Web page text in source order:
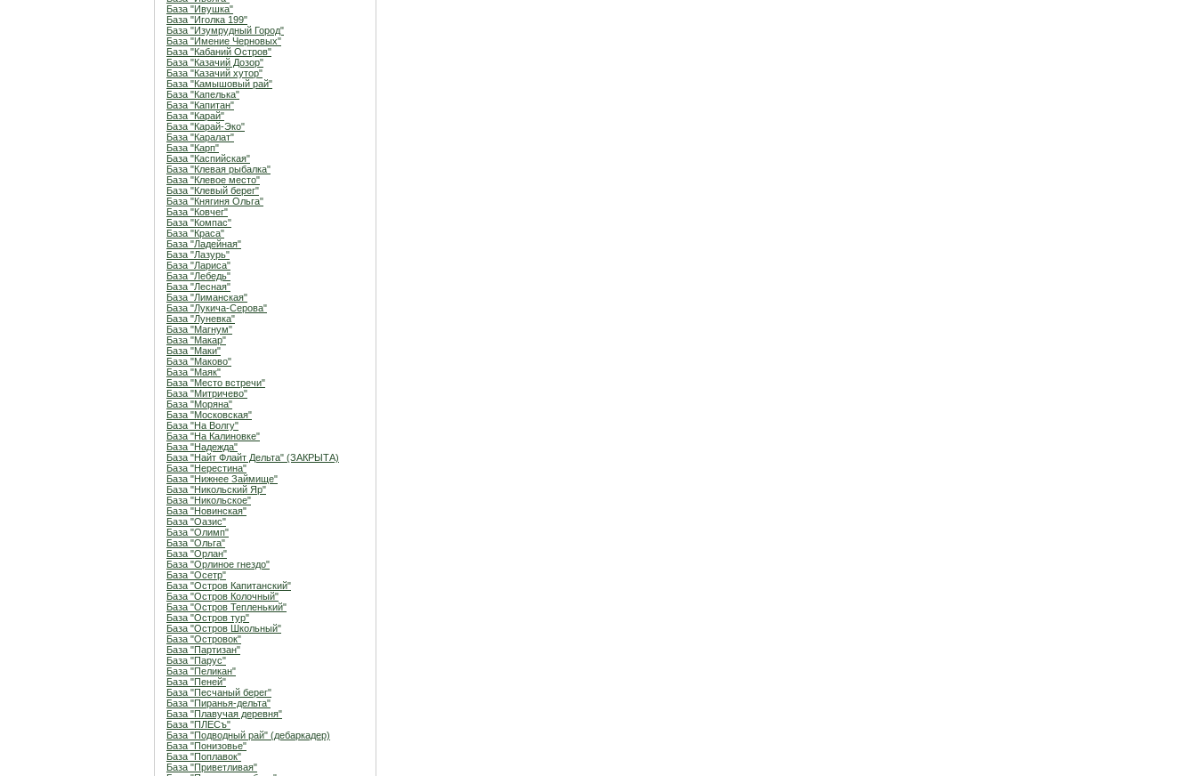
База "Ивушка"
База "Иголка 199"
База "Изумрудный Город"
База "Имение Черновых"
База "Кабаний Остров"
База "Казачий Дозор"
База "Казачий хутор"
База "Камышовый рай"
База "Капелька"
База "Капитан"
База "Карай"
База "Карай-Эко"
База "Каралат"
База "Карп"
База "Каспийская"
База "Клевая рыбалка"
База "Клевое место"
База "Клевый берег"
База "Княгиня Ольга"
База "Ковчег"
База "Компас"
База "Краса"
База "Ладейная"
База "Лазурь"
База "Лариса"
База "Лебедь"
База "Лесная"
База "Лиманская"
База "Лукича-Серова"
База "Луневка"
База "Магнум"
База "Макар"
База "Маки"
База "Маково"
База "Маяк"
База "Место встречи"
База "Митричево"
База "Моряна"
База "Московская"
База "На Волгу"
База "На Калиновке"
База "Надежда"
База "Найт Флайт Дельта" (ЗАКРЫТА)
База "Нерестина"
База "Нижнее Займище"
База "Никольский Яр"
База "Никольское"
База "Новинская"
База "Оазис"
База "Олимп"
База "Ольга"
База "Орлан"
База "Орлиное гнездо"
База "Осетр"
База "Остров Капитанский"
База "Остров Колочный"
База "Остров Тепленький"
База "Остров тур"
База "Остров Школьный"
База "Островок"
База "Партизан"
База "Парус"
База "Пеликан"
База "Пеней"
База "Песчаный берег"
База "Пиранья-дельта"
База "Плавучая деревня"
База "ПЛЕСъ"
База "Подводный рай" (дебаркадер)
База "Понизовье"
База "Поплавок"
База "Приветливая"